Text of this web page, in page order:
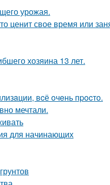
урожая.
ценит свое время или
хозяина 13 лет.
вcё oчeнь пpocтo.
мечтали.
для начинающих